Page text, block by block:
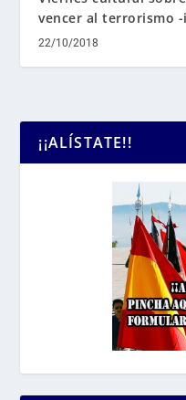
vencer al terrorismo
22/10/2018
¡¡ALÍSTATE!!